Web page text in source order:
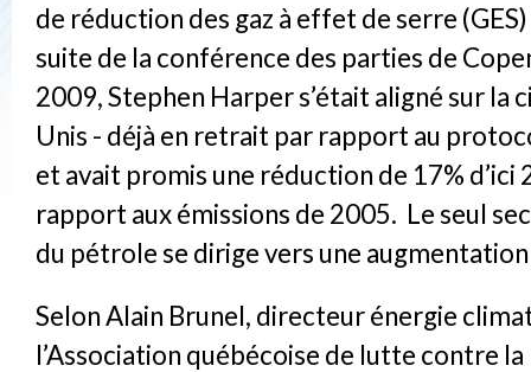
de réduction des gaz à effet de serre
suite de la conférence des parties de
2009, Stephen Harper s’était aligné sur la
Unis - déjà en retrait par rapport au
et avait promis une réduction de 17% d’ici
rapport aux émissions de 2005. Le seul
du pétrole se dirige vers une
Selon Alain Brunel, directeur énergie
l’Association québécoise de lutte contre